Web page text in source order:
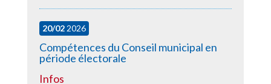
20/022026
Compétences du Conseil municipal en
période électorale
Infos